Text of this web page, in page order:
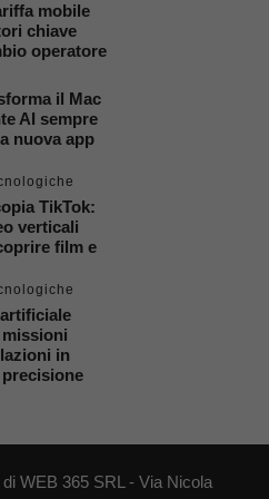
mobile
chiave
operatore
il Mac
AI sempre
nuova app
TikTok:
verticali
film e
in
WEB 365 SRL - Via Nicola